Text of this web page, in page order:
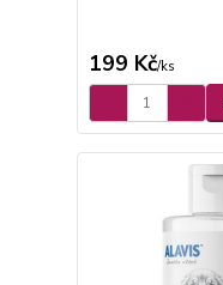
199 Kč/ks